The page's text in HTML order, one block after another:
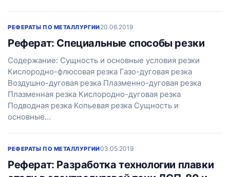
РЕФЕРАТЫ ПО МЕТАЛЛУРГИИ20.06.2019
Реферат: Специальные способы резки
Содержание: Сущность и основные условия резки
Кислородно-флюсовая резка Газо-дуговая резка
Воздушно-дуговая резка Плазменно-дуговая резка
Плазменная резка Кислородно-дуговая резка
Подводная резка Копьевая резка Сущность и
основные…
РЕФЕРАТЫ ПО МЕТАЛЛУРГИИ03.05.2019
Реферат: Разработка технологии плавки